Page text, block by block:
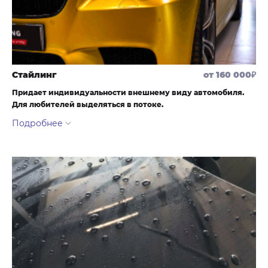
солнце или в тепле.
Стайлинг от 160 000₽
Придает индивидуальности внешнему виду автомобиля.
Для любителей выделяться в потоке.
Приобрели автомобиль в другом цвете или надоел Ваш цвет
установочном центре. Насладитесь обновленным дизайном и
оклейте авто с учетом последних тенденций стайлинга